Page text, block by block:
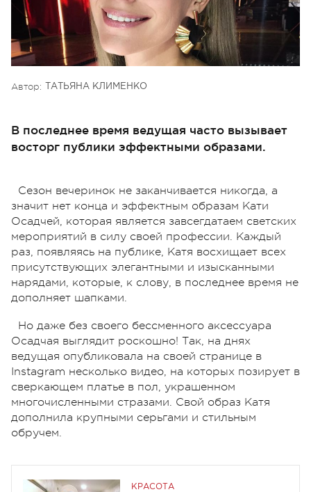
Автор: ТАТЬЯНА КЛИМЕНКО
В последнее время ведущая часто вызывает
восторг публики эффектными образами.
Сезон вечеринок не заканчивается никогда, а
значит нет конца и эффектным образам Кати
Осадчей, которая является завсегдатаем светских
мероприятий в силу своей профессии. Каждый
раз, появляясь на публике, Катя восхищает всех
присутствующих элегантными и изысканными
нарядами, которые, к слову, в последнее время не
дополняет шапками.
Но даже без своего бессменного аксессуара
Осадчая выглядит роскошно! Так, на днях
ведущая опубликовала на своей странице в
Instagram несколько видео, на которых позирует в
сверкающем платье в пол, украшенном
многочисленными стразами. Свой образ Катя
дополнила крупными серьгами и стильным
обручем.
КРАСОТА